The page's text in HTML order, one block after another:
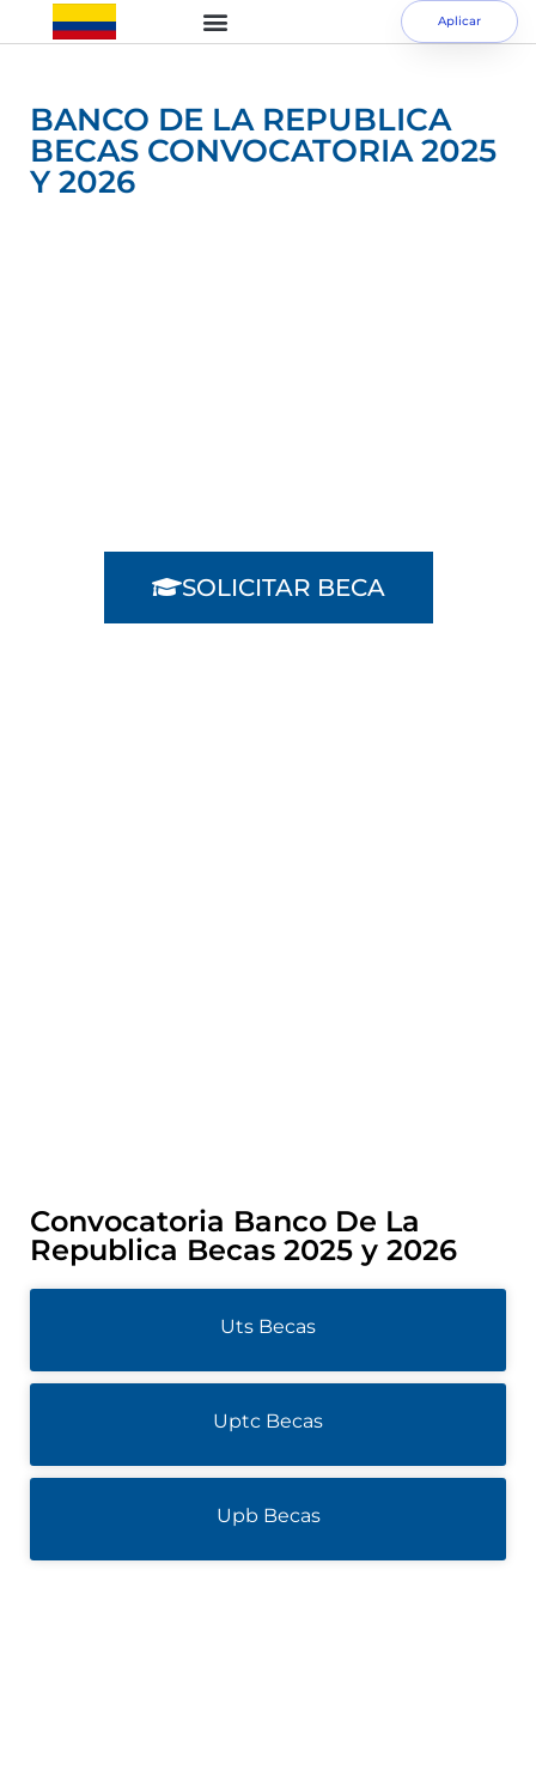
Aplicar
BANCO DE LA REPUBLICA
BECAS CONVOCATORIA 2025
Y 2026
SOLICITAR BECA
Convocatoria Banco De La
Republica Becas 2025 y 2026
Uts Becas
Uptc Becas
Upb Becas